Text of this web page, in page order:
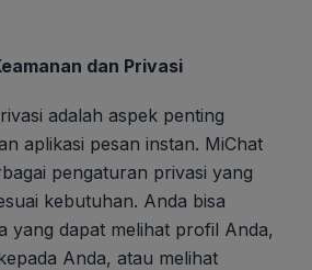
dan Privasi
adalah aspek penting
aplikasi pesan instan. MiChat
pengaturan privasi yang
kebutuhan. Anda bisa
yang dapat melihat profil Anda,
Anda, atau melihat